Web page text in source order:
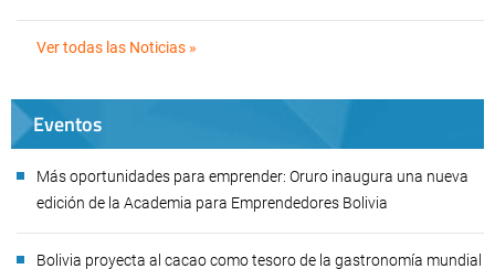
Ver todas las Noticias »
Eventos
Más oportunidades para emprender: Oruro inaugura una nueva
edición de la Academia para Emprendedores Bolivia
Bolivia proyecta al cacao como tesoro de la gastronomía mundial